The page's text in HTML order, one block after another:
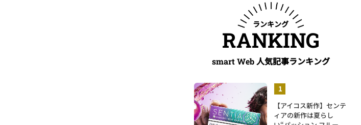
ランキング
RANKING
smart Web人気記事ランキング
【アイコス新作】センテ
ィアの新作は夏らし